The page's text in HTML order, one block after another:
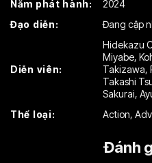
Tập 16
Tập 22
Tập 28
Năm phát hành:
2024
Đạo diễn:
Đang cập
Diễn viên:
Hidekazu
Miyabe,
Takizawa,
Takashi
Sakurai,
Thể loại:
Action,
Đánh